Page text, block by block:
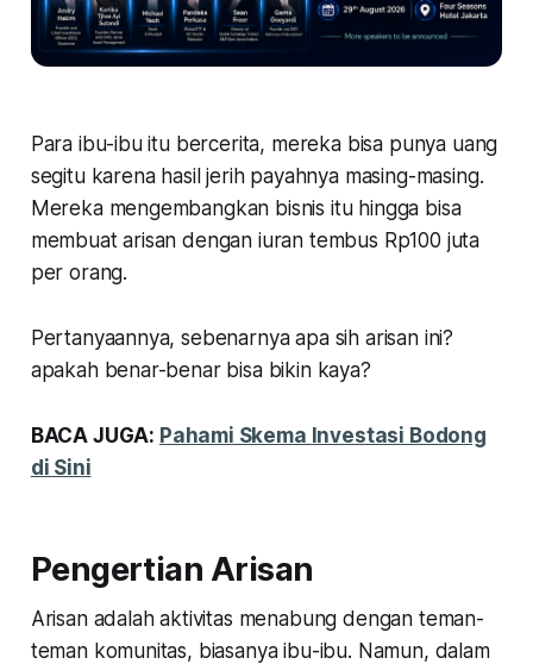
Para ibu-ibu itu bercerita, mereka bisa punya uang
segitu karena hasil jerih payahnya masing-masing.
Mereka mengembangkan bisnis itu hingga bisa
membuat arisan dengan iuran tembus Rp100 juta
per orang.
Pertanyaannya, sebenarnya apa sih arisan ini?
apakah benar-benar bisa bikin kaya?
BACA JUGA: Pahami Skema Investasi Bodong
di Sini
Pengertian Arisan
Arisan adalah aktivitas menabung dengan teman-
teman komunitas, biasanya ibu-ibu. Namun, dalam